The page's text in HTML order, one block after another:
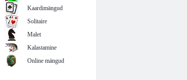
Kaardimängud
Solitaire
Malet
Kalastamine
Online mängud